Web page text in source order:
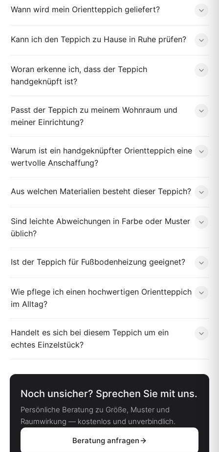
Wann wird mein Orientteppich geliefert?
Kann ich den Teppich zu Hause in Ruhe prüfen?
Woran erkenne ich, dass der Teppich
handgeknüpft ist?
Passt der Teppich zu meinem Wohnraum und
meiner Einrichtung?
Warum ist ein handgeknüpfter Orientteppich eine
wertvolle Anschaffung?
Aus welchen Materialien besteht dieser Teppich?
Sind leichte Abweichungen in Farbe oder Muster
üblich?
Ist der Teppich für Fußbodenheizung geeignet?
Wie pflege ich einen hochwertigen Orientteppich
im Alltag?
Handelt es sich bei diesem Teppich um ein
echtes Einzelstück?
Noch unsicher? Sprechen Sie mit uns.
Persönliche Beratung zu Größe, Muster und
Raumwirkung — kostenlos und unverbindlich.
Beratung anfragen